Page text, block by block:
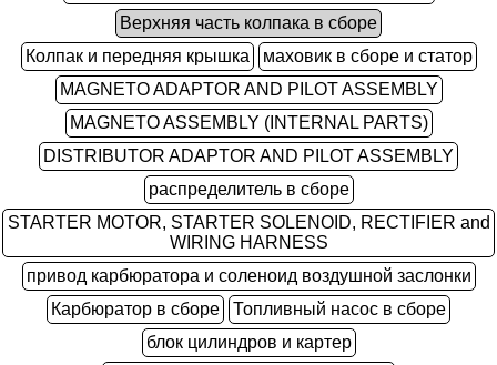
Верхняя часть колпака в сборе
Колпак и передняя крышка
маховик в сборе и статор
MAGNETO ADAPTOR AND PILOT ASSEMBLY
MAGNETO ASSEMBLY (INTERNAL PARTS)
DISTRIBUTOR ADAPTOR AND PILOT ASSEMBLY
распределитель в сборе
STARTER MOTOR, STARTER SOLENOID, RECTIFIER and
WIRING HARNESS
привод карбюратора и соленоид воздушной заслонки
Карбюратор в сборе
Топливный насос в сборе
блок цилиндров и картер